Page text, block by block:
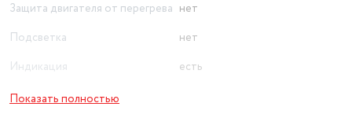
Защита двигателя от перегрева нет
Подсветка
нет
Индикация
есть
Длина сетевого шнура (м)
Показать полностью